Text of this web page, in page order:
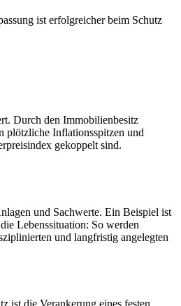
ist erfolgreicher beim Schutz
Durch den Immobilienbesitz
plötzliche Inflationsspitzen und
gekoppelt sind.
und Sachwerte. Ein Beispiel ist
Lebenssituation: So werden
und langfristig angelegten